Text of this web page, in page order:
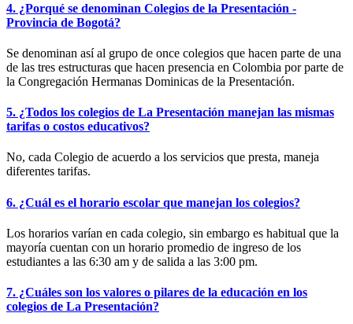
4. ¿Porqué se denominan Colegios de la Presentación -
Provincia de Bogotá?
Se denominan así al grupo de once colegios que hacen parte de una
de las tres estructuras que hacen presencia en Colombia por parte de
la Congregación Hermanas Dominicas de la Presentación.
5. ¿Todos los colegios de La Presentación manejan las mismas
tarifas o costos educativos?
No, cada Colegio de acuerdo a los servicios que presta, maneja
diferentes tarifas.
6. ¿Cuál es el horario escolar que manejan los colegios?
Los horarios varían en cada colegio, sin embargo es habitual que la
mayoría cuentan con un horario promedio de ingreso de los
estudiantes a las 6:30 am y de salida a las 3:00 pm.
7. ¿Cuáles son los valores o pilares de la educación en los
colegios de La Presentación?